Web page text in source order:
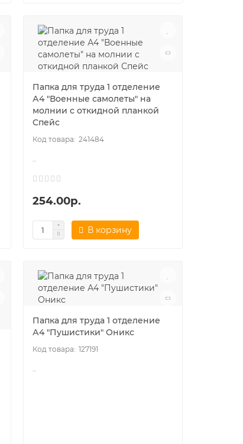
Папка для труда 1 отделение
А4 "Военные самолеты" на
молнии с откидной планкой
Спейс
241484
254.00р.
В корзину
Папка для труда 1 отделение
А4 "Пушистики" Оникс
127191